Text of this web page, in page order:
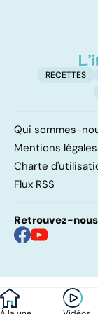
RECETTES
Qui sommes-
Mentions légales
Charte
Flux RSS
Retrouvez-